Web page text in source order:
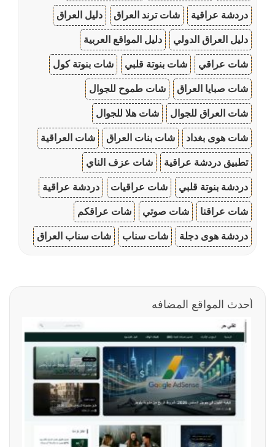
دردشة عراقية شات ترند العراق دليل العراق
دليل العراق الدولي دليل المواقع العربية
شات عراقي شات بنوتة قلبي شات بنوتة كول
شات صبايا العراق شات طموح للجوال
شات العراق للجوال شات هلا للجوال
شات هوى بغداد شات بنات العراق شات العراقية
تطبيق دردشة عراقية شات عزف الناي
دردشة بنوتة قلبي شات عراقيات دردشة عراقية
شات عراقنا شات صوتي شات عراقكم
دردشة هوى دجلة شات سناب شات سناب العراق
أحدث المواقع المضافه